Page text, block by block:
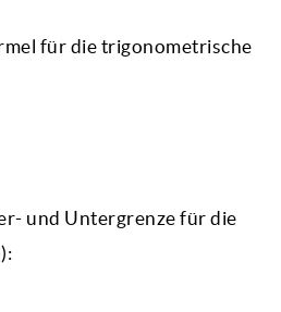
für die trigonometrische
und Untergrenze für die